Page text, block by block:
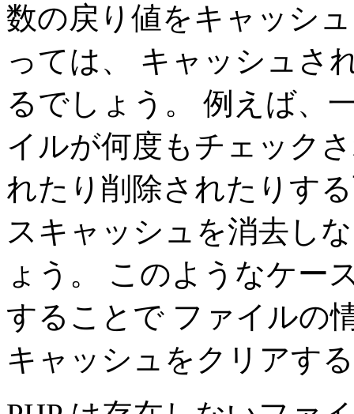
数の戻り値をキャッシ
っては、 キャッシュさ
るでしょう。 例えば、
イルが何度もチェック
れたり削除されたりす
スキャッシュを消去し
ょう。 このようなケー
することで ファイルの
キャッシュをクリアす